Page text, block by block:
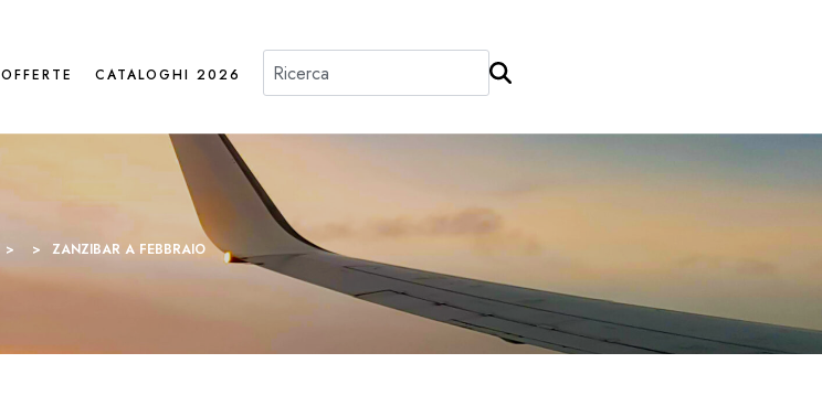
OFFERTE CATALOGHI 2026
> > ZANZIBAR A FEBBRAIO